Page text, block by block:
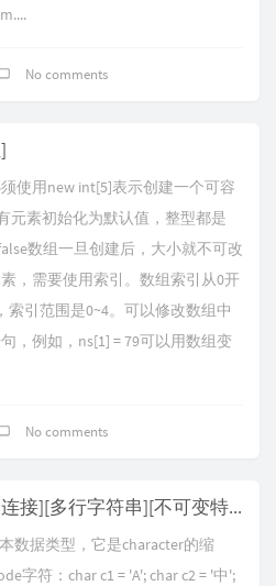
No comments
使用new int[5]表示创建一个可容
元素初始化为默认值，整型都是
数组一旦创建后，大小就不可改
，需要使用索引。数组索引从0开
引范围是0~4。可以修改数组中
，例如，ns[1] = 79可以用数组变
No comments
[字符和字符串][字符串连接][多行字符串][不可变特性][空值null]
数据类型，它是character的缩
字符：char c1 = 'A'; char c2 = '中';